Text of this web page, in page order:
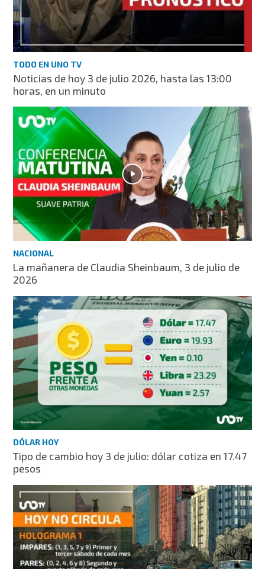
TODO EN UNO TV
Noticias de hoy 3 de julio 2026, hasta las 13:00
horas, en un minuto
NACIONAL
La mañanera de Claudia Sheinbaum, 3 de julio de
2026
DÓLAR HOY
Tipo de cambio hoy 3 de julio: dólar cotiza en 17.47
pesos